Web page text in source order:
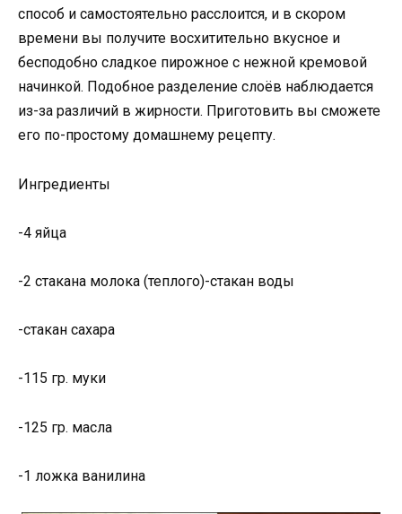
способ и самостоятельно расслоится, и в скором
времени вы получите восхитительно вкусное и
бесподобно сладкое пирожное с нежной кремовой
начинкой. Подобное разделение слоёв наблюдается
из-за различий в жирности. Приготовить вы сможете
его по-простому домашнему рецепту.
Ингредиенты
-4 яйца
-2 стакана молока (теплого)-стакан воды
-стакан сахара
-115 гр. муки
-125 гр. масла
-1 ложка ванилина